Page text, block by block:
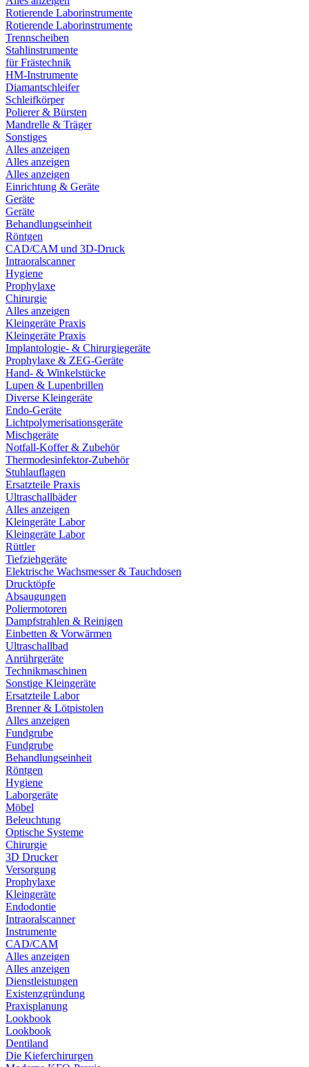
Rotierende Laborinstrumente
Rotierende Laborinstrumente
Trennscheiben
Stahlinstrumente
für Frästechnik
HM-Instrumente
Diamantschleifer
Schleifkörper
Polierer & Bürsten
Mandrelle & Träger
Sonstiges
Alles anzeigen
Alles anzeigen
Alles anzeigen
Einrichtung & Geräte
Geräte
Geräte
Behandlungseinheit
Röntgen
CAD/CAM und 3D-Druck
Intraoralscanner
Hygiene
Prophylaxe
Chirurgie
Alles anzeigen
Kleingeräte Praxis
Kleingeräte Praxis
Implantologie- & Chirurgiegeräte
Prophylaxe & ZEG-Geräte
Hand- & Winkelstücke
Lupen & Lupenbrillen
Diverse Kleingeräte
Endo-Geräte
Lichtpolymerisationsgeräte
Mischgeräte
Notfall-Koffer & Zubehör
Thermodesinfektor-Zubehör
Stuhlauflagen
Ersatzteile Praxis
Ultraschallbäder
Alles anzeigen
Kleingeräte Labor
Kleingeräte Labor
Rüttler
Tiefziehgeräte
Elektrische Wachsmesser & Tauchdosen
Drucktöpfe
Absaugungen
Poliermotoren
Dampfstrahlen & Reinigen
Einbetten & Vorwärmen
Ultraschallbad
Anrührgeräte
Technikmaschinen
Sonstige Kleingeräte
Ersatzteile Labor
Brenner & Lötpistolen
Alles anzeigen
Fundgrube
Fundgrube
Behandlungseinheit
Röntgen
Hygiene
Laborgeräte
Möbel
Beleuchtung
Optische Systeme
Chirurgie
3D Drucker
Versorgung
Prophylaxe
Kleingeräte
Endodontie
Intraoralscanner
Instrumente
CAD/CAM
Alles anzeigen
Alles anzeigen
Dienstleistungen
Existenzgründung
Praxisplanung
Lookbook
Lookbook
Dentiland
Die Kieferchirurgen